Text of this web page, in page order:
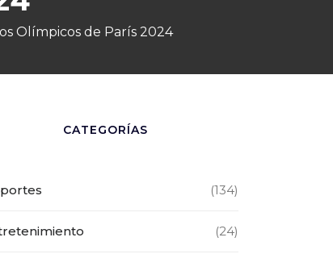
Olímpicos de París 2024
CATEGORÍAS
(134)
(24)